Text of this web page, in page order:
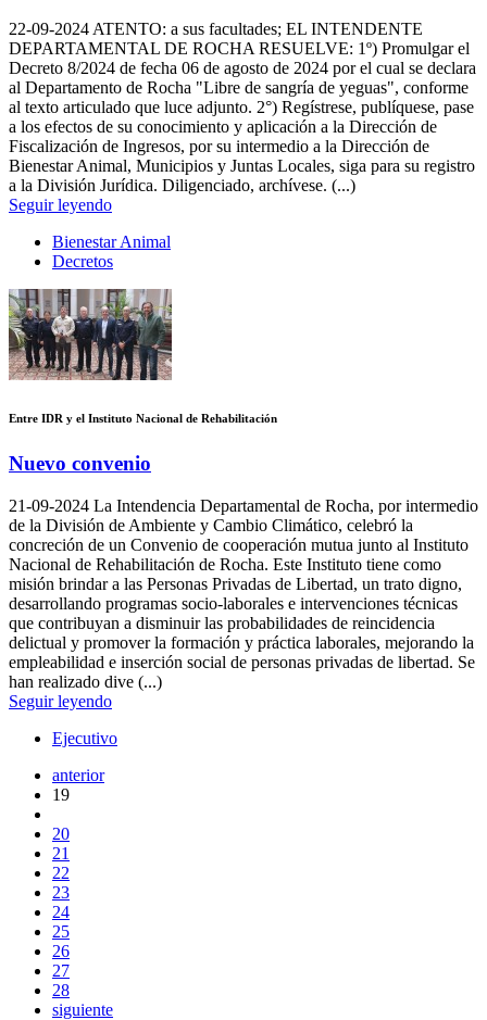
22-09-2024 ATENTO: a sus facultades; EL INTENDENTE
DEPARTAMENTAL DE ROCHA RESUELVE: 1º) Promulgar el
Decreto 8/2024 de fecha 06 de agosto de 2024 por el cual se declara
al Departamento de Rocha "Libre de sangría de yeguas", conforme
al texto articulado que luce adjunto. 2°) Regístrese, publíquese, pase
a los efectos de su conocimiento y aplicación a la Dirección de
Fiscalización de Ingresos, por su intermedio a la Dirección de
Bienestar Animal, Municipios y Juntas Locales, siga para su registro
a la División Jurídica. Diligenciado, archívese. (...)
Seguir leyendo
Bienestar Animal
Decretos
Entre IDR y el Instituto Nacional de Rehabilitación
Nuevo convenio
21-09-2024 La Intendencia Departamental de Rocha, por intermedio
de la División de Ambiente y Cambio Climático, celebró la
concreción de un Convenio de cooperación mutua junto al Instituto
Nacional de Rehabilitación de Rocha. Este Instituto tiene como
misión brindar a las Personas Privadas de Libertad, un trato digno,
desarrollando programas socio-laborales e intervenciones técnicas
que contribuyan a disminuir las probabilidades de reincidencia
delictual y promover la formación y práctica laborales, mejorando la
empleabilidad e inserción social de personas privadas de libertad. Se
han realizado dive (...)
Seguir leyendo
Ejecutivo
anterior
19
20
21
22
23
24
25
26
27
28
siguiente